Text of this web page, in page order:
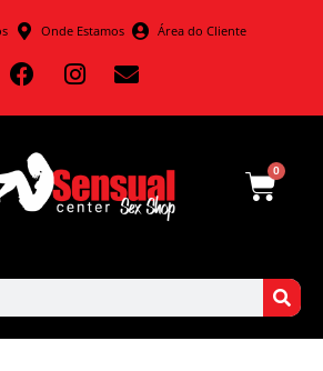
Onde Estamos Área do Cliente
0